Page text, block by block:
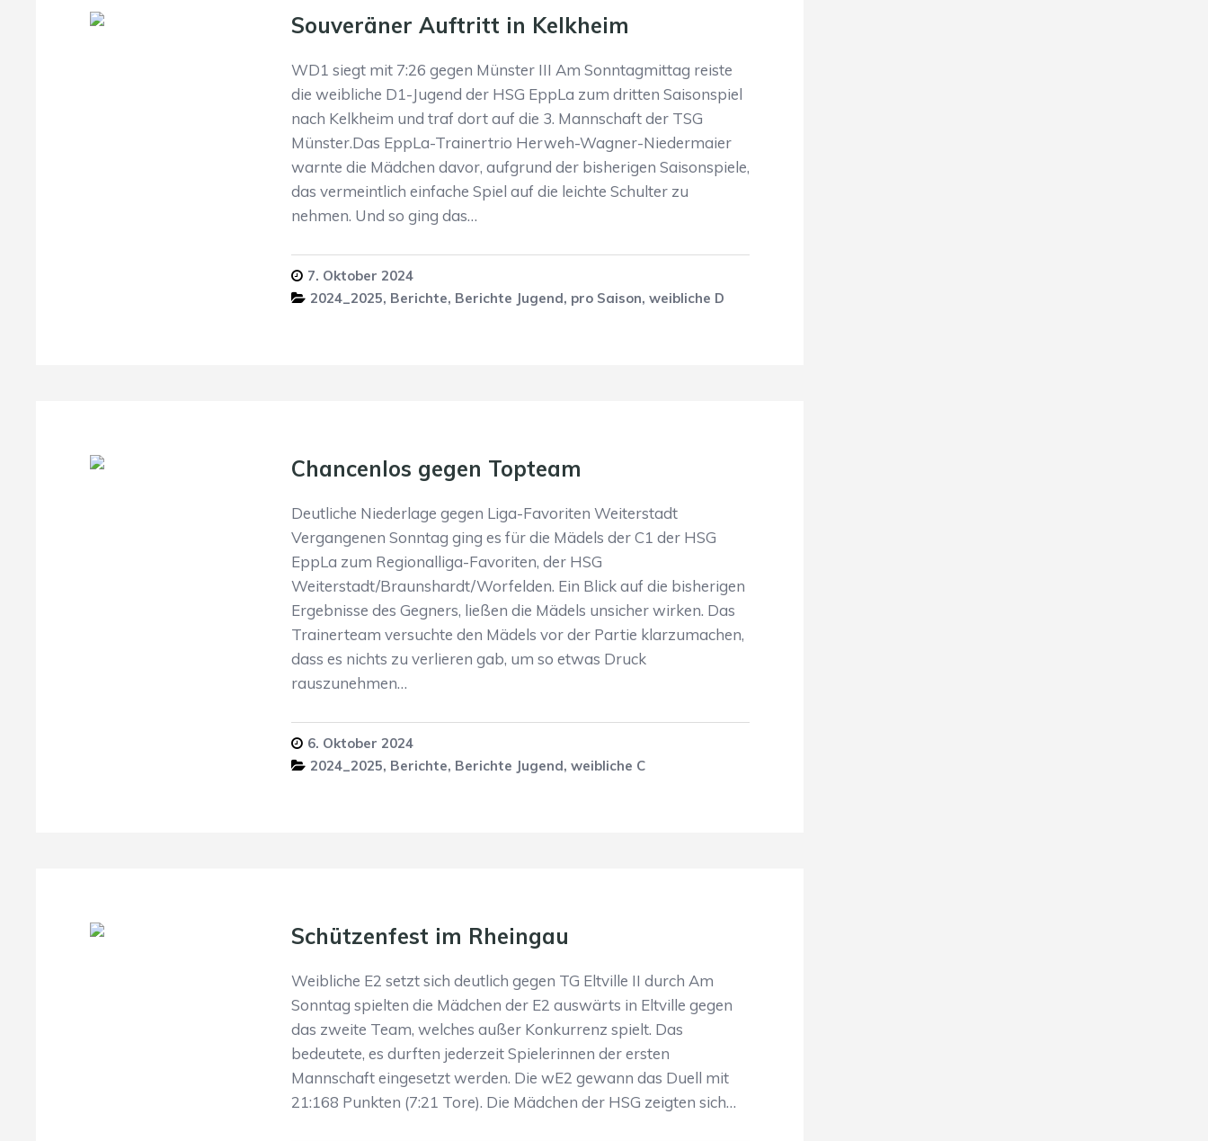
Souveräner Auftritt in Kelkheim
WD1 siegt mit 7:26 gegen Münster III Am Sonntagmittag reiste
die weibliche D1-Jugend der HSG EppLa zum dritten Saisonspiel
nach Kelkheim und traf dort auf die 3. Mannschaft der TSG
Münster.Das EppLa-Trainertrio Herweh-Wagner-Niedermaier
warnte die Mädchen davor, aufgrund der bisherigen Saisonspiele,
das vermeintlich einfache Spiel auf die leichte Schulter zu
nehmen. Und so ging das…
7. Oktober 2024
2024_2025, Berichte, Berichte Jugend, pro Saison, weibliche D
Chancenlos gegen Topteam
Deutliche Niederlage gegen Liga-Favoriten Weiterstadt
Vergangenen Sonntag ging es für die Mädels der C1 der HSG
EppLa zum Regionalliga-Favoriten, der HSG
Weiterstadt/Braunshardt/Worfelden. Ein Blick auf die bisherigen
Ergebnisse des Gegners, ließen die Mädels unsicher wirken. Das
Trainerteam versuchte den Mädels vor der Partie klarzumachen,
dass es nichts zu verlieren gab, um so etwas Druck
rauszunehmen…
6. Oktober 2024
2024_2025, Berichte, Berichte Jugend, weibliche C
Schützenfest im Rheingau
Weibliche E2 setzt sich deutlich gegen TG Eltville II durch Am
Sonntag spielten die Mädchen der E2 auswärts in Eltville gegen
das zweite Team, welches außer Konkurrenz spielt. Das
bedeutete, es durften jederzeit Spielerinnen der ersten
Mannschaft eingesetzt werden. Die wE2 gewann das Duell mit
21:168 Punkten (7:21 Tore). Die Mädchen der HSG zeigten sich…